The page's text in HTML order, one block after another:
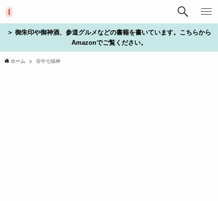
＞ 御朱印や御神酒、参道グルメなどの書籍を書いています。こちらから
Amazonでご覧ください。
ホーム 谷中七福神